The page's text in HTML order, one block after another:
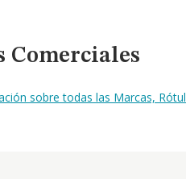
Comerciales
sobre todas las Marcas,